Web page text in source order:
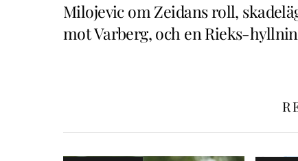
Milojevic om Zeidans roll,
mot Varberg, och en Rieks-